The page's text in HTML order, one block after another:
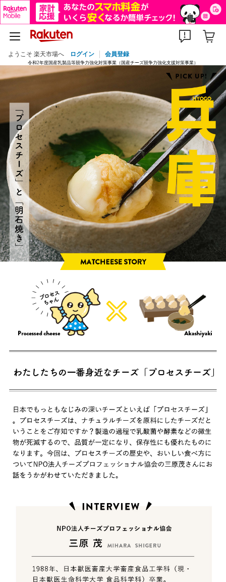
ようこそ 楽天市場へ ログイン 会員登録
令和2年度国産乳製品等競争力強化対策事業（国産チーズ競争力強化支援対策事業）